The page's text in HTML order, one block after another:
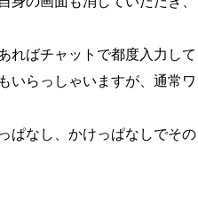
ればチャットで都度入力して
いらっしゃいますが、通常ワ
ぱなし、かけっぱなしでその